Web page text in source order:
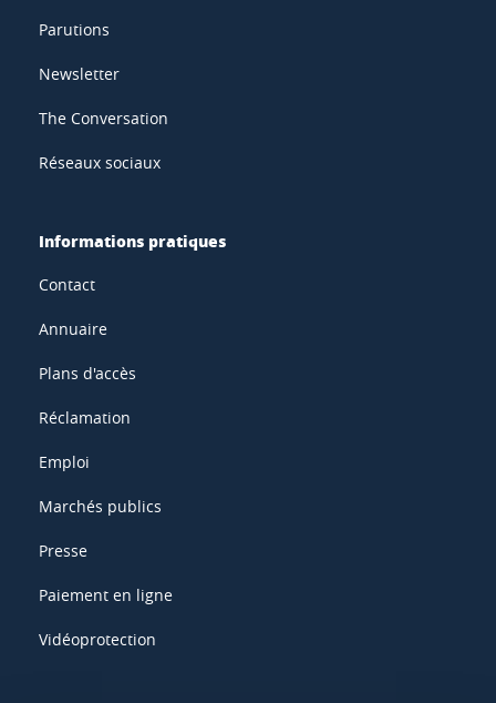
Parutions
Newsletter
The Conversation
Réseaux sociaux
Informations pratiques
Contact
Annuaire
Plans d'accès
Réclamation
Emploi
Marchés publics
Presse
Paiement en ligne
Vidéoprotection